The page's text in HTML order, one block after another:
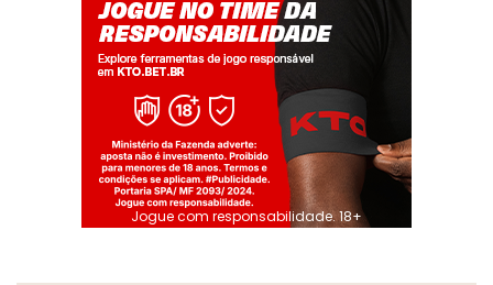
Jogue com responsabilidade. 18+